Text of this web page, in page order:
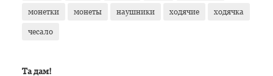
монетки монеты наушники ходячие ходячка
чесало
Та дам!